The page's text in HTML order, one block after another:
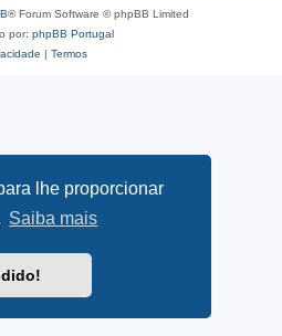
lhe proporcionar
Saiba mais
® Forum Software © phpBB Limited
por: phpBB Portugal
| Termos